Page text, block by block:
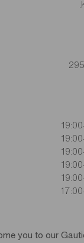
you to our